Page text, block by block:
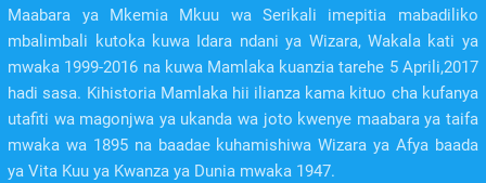
Maabara ya Mkemia Mkuu wa Serikali imepitia mabadiliko
mbalimbali kutoka kuwa Idara ndani ya Wizara, Wakala kati ya
mwaka 1999-2016 na kuwa Mamlaka kuanzia tarehe 5 Aprili,2017
hadi sasa. Kihistoria Mamlaka hii ilianza kama kituo cha kufanya
utafiti wa magonjwa ya ukanda wa joto kwenye maabara ya taifa
mwaka wa 1895 na baadae kuhamishiwa Wizara ya Afya baada
ya Vita Kuu ya Kwanza ya Dunia mwaka 1947.